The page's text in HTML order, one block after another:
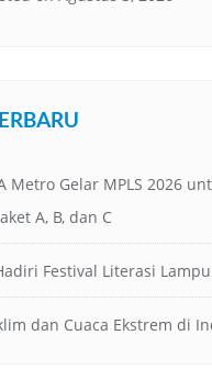
Metro Gelar MPLS 2026
A, B, dan C
Festival Literasi
dan Cuaca Ekstrem di